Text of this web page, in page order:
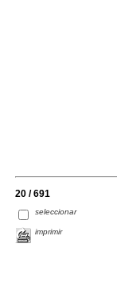
20 / 691
seleccionar
imprimir